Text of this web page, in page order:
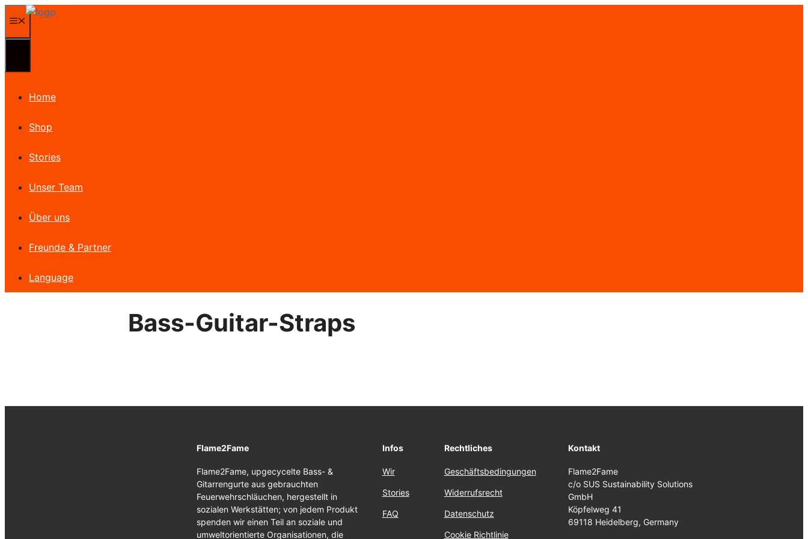
Inhalt
springen
Menü
Home
Shop
Stories
Unser Team
Über uns
Freunde & Partner
Language
Bass-Guitar-Straps
Flame2Fame
Flame2Fame, upgecycelte Bass- &
Gitarrengurte aus gebrauchten
Feuerwehrschläuchen, hergestellt in
sozialen Werkstätten; von jedem Produkt
spenden wir einen Teil an soziale und
umweltorientierte Organisationen, die
Infos
Wir
Stories
FAQ
Rechtliches
Geschäftsbedingungen
Widerrufsrecht
Datenschutz
Cookie Richtlinie
Kontakt
Flame2Fame
c/o SUS Sustainability Solutions
GmbH
Köpfelweg 41
69118 Heidelberg, Germany